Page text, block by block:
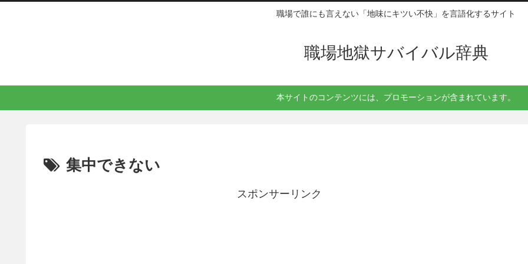
職場で誰にも言えない「地味にキツい不快」を言語化するサイト
職場地獄サバイバル辞典
本サイトのコンテンツには、プロモーションが含まれています。
集中できない
スポンサーリンク